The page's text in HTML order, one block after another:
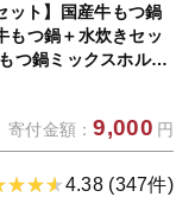
ット】国産牛もつ鍋
もつ鍋＋水炊きセッ
つ鍋ミックスホルモ
鍋 モツ鍋 ミックス
岡県 九州 岡垣町 冷
寄付金額：9,000 円
4.38 (347件)